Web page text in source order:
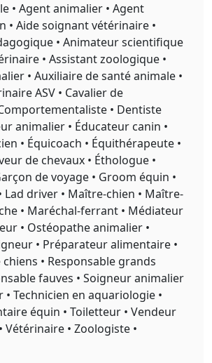
• Agent animalier • Agent
• Aide soignant vétérinaire •
• Animateur scientifique
• Assistant zoologique •
• Auxiliaire de santé animale •
ASV • Cavalier de
• Dentiste
animalier • Éducateur canin •
• Équicoach • Équithérapeute •
de chevaux • Éthologue •
de voyage • Groom équin •
Lad driver • Maître-chien • Maître-
• Maréchal-ferrant • Médiateur
• Ostéopathe animalier •
• Préparateur alimentaire •
• Responsable grands
fauves • Soigneur animalier
• Technicien en aquariologie •
équin • Toiletteur • Vendeur
Vétérinaire • Zoologiste •